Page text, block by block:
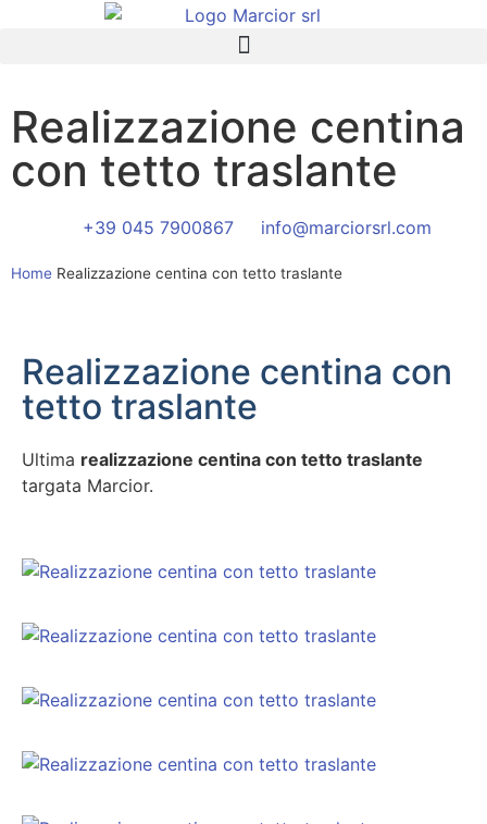
Realizzazione centina
con tetto traslante
+39 045 7900867 info@marciorsrl.com
Home Realizzazione centina con tetto traslante
Realizzazione centina con
tetto traslante
Ultima realizzazione centina con tetto traslante
targata Marcior.